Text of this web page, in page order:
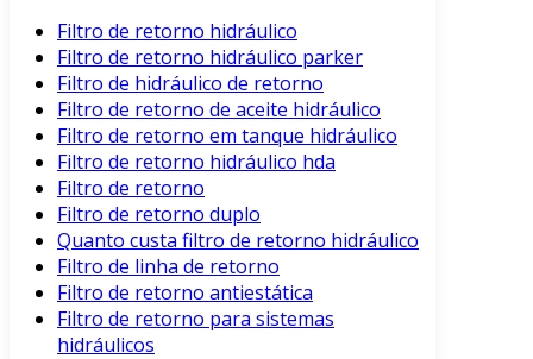
Filtro de retorno hidráulico
Filtro de retorno hidráulico parker
Filtro de hidráulico de retorno
Filtro de retorno de aceite hidráulico
Filtro de retorno em tanque hidráulico
Filtro de retorno hidráulico hda
Filtro de retorno
Filtro de retorno duplo
Quanto custa filtro de retorno hidráulico
Filtro de linha de retorno
Filtro de retorno antiestática
Filtro de retorno para sistemas
hidráulicos